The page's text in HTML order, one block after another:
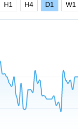
H1 H4 D1 W1